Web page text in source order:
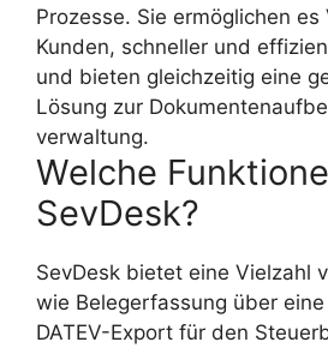
Prozesse. Sie ermöglichen es
Kunden, schneller und
und bieten gleichzeitig eine
Lösung zur
verwaltung.
Welche
SevDesk?
SevDesk bietet eine Vielzahl
wie Belegerfassung über
DATEV-Export für den